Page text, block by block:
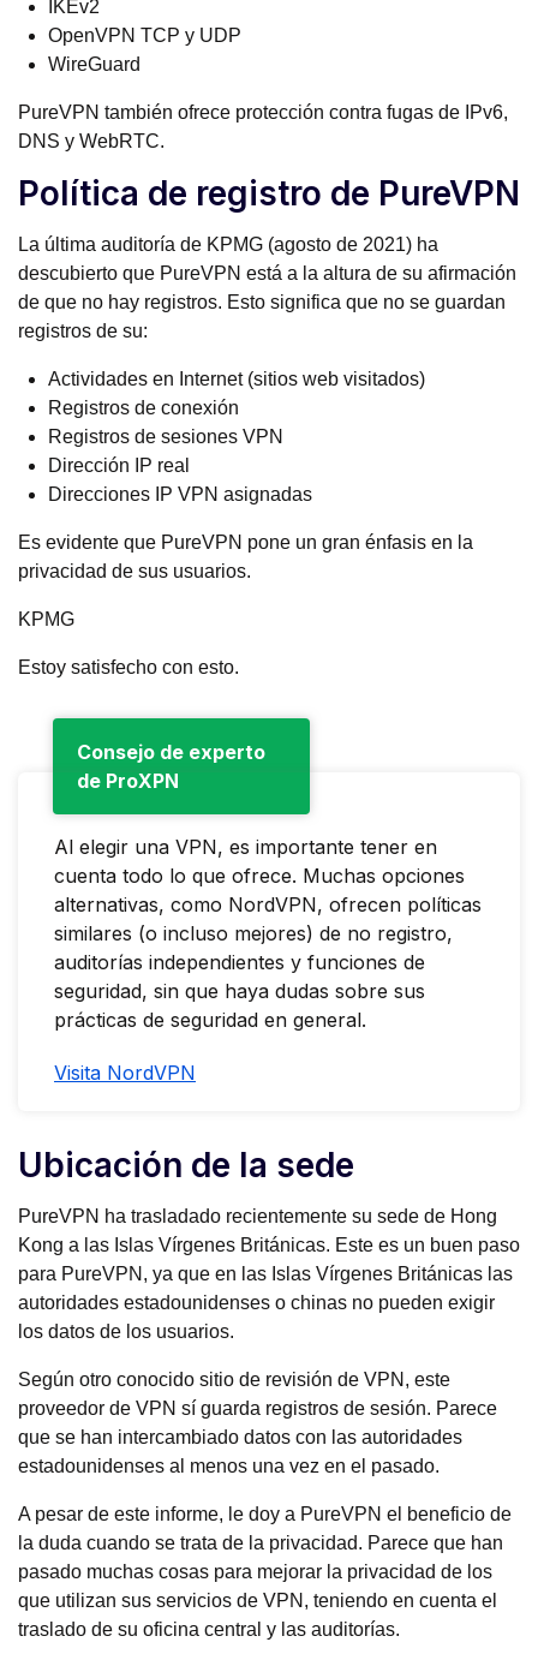
IKEv2
OpenVPN TCP y UDP
WireGuard
PureVPN también ofrece protección contra fugas de IPv6,
DNS y WebRTC.
Política de registro de PureVPN
La última auditoría de KPMG (agosto de 2021) ha
descubierto que PureVPN está a la altura de su afirmación
de que no hay registros. Esto significa que no se guardan
registros de su:
Actividades en Internet (sitios web visitados)
Registros de conexión
Registros de sesiones VPN
Dirección IP real
Direcciones IP VPN asignadas
Es evidente que PureVPN pone un gran énfasis en la
privacidad de sus usuarios.
KPMG
Estoy satisfecho con esto.
Consejo de experto
de ProXPN
Al elegir una VPN, es importante tener en
cuenta todo lo que ofrece. Muchas opciones
alternativas, como NordVPN, ofrecen políticas
similares (o incluso mejores) de no registro,
auditorías independientes y funciones de
seguridad, sin que haya dudas sobre sus
prácticas de seguridad en general.
Visita NordVPN
Ubicación de la sede
PureVPN ha trasladado recientemente su sede de Hong
Kong a las Islas Vírgenes Británicas. Este es un buen paso
para PureVPN, ya que en las Islas Vírgenes Británicas las
autoridades estadounidenses o chinas no pueden exigir
los datos de los usuarios.
Según otro conocido sitio de revisión de VPN, este
proveedor de VPN sí guarda registros de sesión. Parece
que se han intercambiado datos con las autoridades
estadounidenses al menos una vez en el pasado.
A pesar de este informe, le doy a PureVPN el beneficio de
la duda cuando se trata de la privacidad. Parece que han
pasado muchas cosas para mejorar la privacidad de los
que utilizan sus servicios de VPN, teniendo en cuenta el
traslado de su oficina central y las auditorías.